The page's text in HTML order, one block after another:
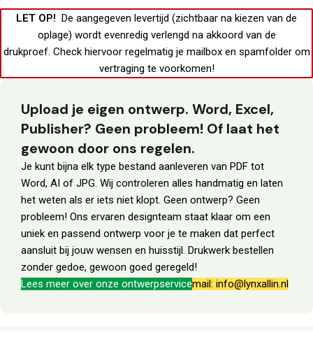
LET OP! De aangegeven levertijd (zichtbaar na kiezen van de
oplage) wordt evenredig verlengd na akkoord van de
drukproef. Check hiervoor regelmatig je mailboxen spamfolderom
vertraging te voorkomen!
Upload je eigen ontwerp. Word, Excel,
Publisher? Geen probleem! Of laat het
gewoon door ons regelen.
Je kunt bijna elk type bestand aanleveren van PDF tot
Word, AI of JPG. Wij controleren alles handmatig en laten
het weten als er iets niet klopt. Geen ontwerp? Geen
probleem! Ons ervaren designteam staat klaar om een
uniek en passend ontwerp voor je te maken dat perfect
aansluit bij jouw wensen en huisstijl. Drukwerk bestellen
zonder gedoe, gewoon goed geregeld!
Lees meer over onze ontwerpservicemail: info@lynxallin.nl